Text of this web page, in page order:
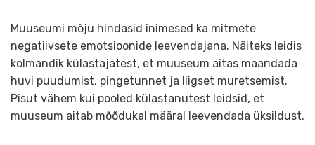
Muuseumi mõju hindasid inimesed ka mitmete
negatiivsete emotsioonide leevendajana. Näiteks leidis
kolmandik külastajatest, et muuseum aitas maandada
huvi puudumist, pingetunnet ja liigset muretsemist.
Pisut vähem kui pooled külastanutest leidsid, et
muuseum aitab mõõdukal määral leevendada üksildust.